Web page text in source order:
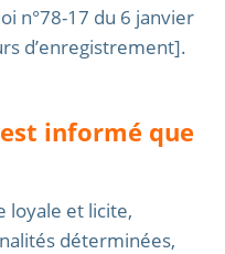
n°78-17 du 6 janvier
d’enregistrement].
informé que
loyale et licite,
déterminées,